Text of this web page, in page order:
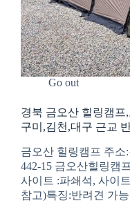
Go out
경북 금오산 힐링캠프
구미,김천,대구 근교
금오산 힐링캠프 주소
442-15 금오산힐링캠
사이트 :파쇄석, 사이
참고)특징:반려견 가